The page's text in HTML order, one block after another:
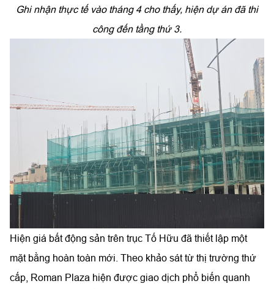
Ghi nhận thực tế vào tháng 4 cho thấy, hiện dự án đã thi
công đến tầng thứ 3.
Hiện giá bất động sản trên trục Tố Hữu đã thiết lập một
mặt bằng hoàn toàn mới. Theo khảo sát từ thị trường thứ
cấp, Roman Plaza hiện được giao dịch phổ biến quanh